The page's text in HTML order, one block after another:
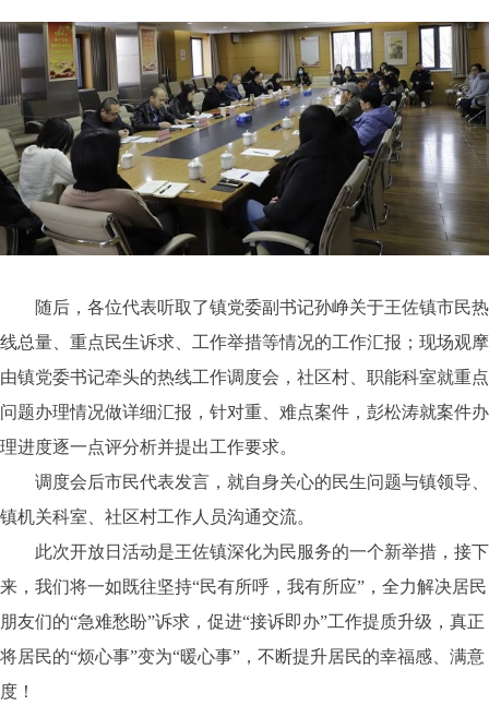
随后，各位代表听取了镇党委副书记孙峥关于王佐镇市民热
线总量、重点民生诉求、工作举措等情况的工作汇报；现场观摩
由镇党委书记牵头的热线工作调度会，社区村、职能科室就重点
问题办理情况做详细汇报，针对重、难点案件，彭松涛就案件办
理进度逐一点评分析并提出工作要求。
调度会后市民代表发言，就自身关心的民生问题与镇领导、
镇机关科室、社区村工作人员沟通交流。
此次开放日活动是王佐镇深化为民服务的一个新举措，接下
来，我们将一如既往坚持“民有所呼，我有所应”，全力解决居民
朋友们的“急难愁盼”诉求，促进“接诉即办”工作提质升级，真正
将居民的“烦心事”变为“暖心事”，不断提升居民的幸福感、满意
度！